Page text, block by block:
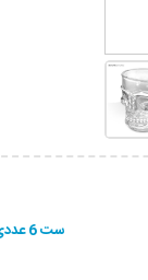
ست 6 عددی شات طرح اسکلت